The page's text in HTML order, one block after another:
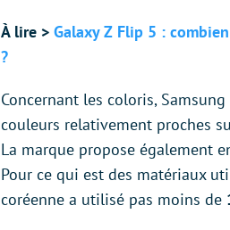
À lire > Galaxy Z Flip 5 :
?
Concernant les coloris,
couleurs relativement proches
La marque propose également
Pour ce qui est des matériaux
coréenne a utilisé pas moins de